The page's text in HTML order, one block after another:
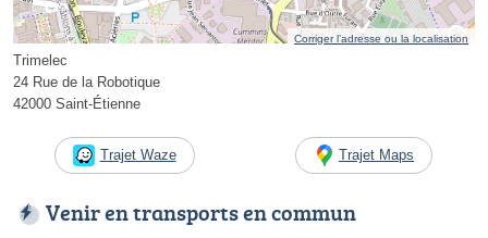
Corriger l’adresse ou la localisation
Trimelec
24 Rue de la Robotique
42000 Saint-Étienne
Trajet Waze Trajet Maps
Venir en transports en commun